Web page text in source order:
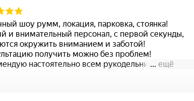
шоу румм, локация, парковка, стоянка!
и внимательный персонал, с первой секунды,
окружить вниманием и заботой!
получить можно без проблем!
настоятельно всем рукодельницам!
... ещё